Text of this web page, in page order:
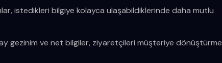
istedikleri bilgiye kolayca ulaşabildiklerinde daha mutlu
gezinim ve net bilgiler, ziyaretçileri müşteriye dönüştürme